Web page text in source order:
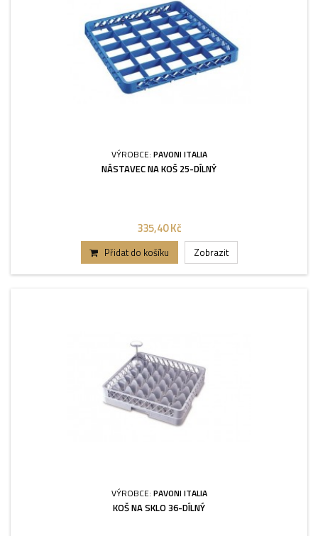
VÝROBCE: PAVONI ITALIA
NÁSTAVEC NA KOŠ 25-DÍLNÝ
335,40 Kč
Přidat do košíku Zobrazit
VÝROBCE: PAVONI ITALIA
KOŠ NA SKLO 36-DÍLNÝ